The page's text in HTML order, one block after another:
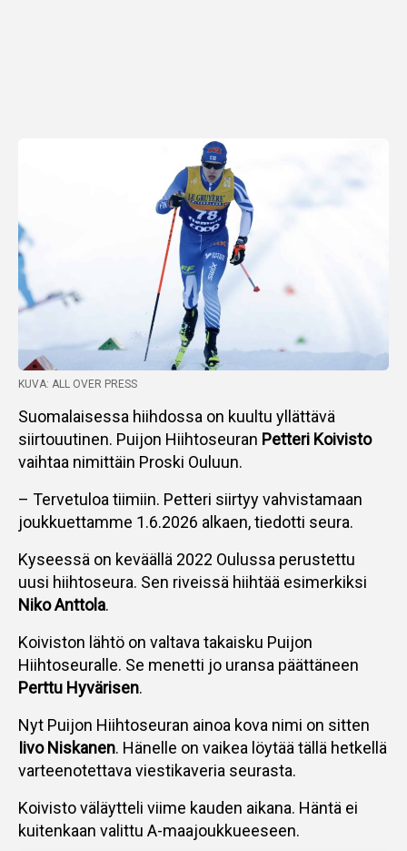
KUVA: ALL OVER PRESS
Suomalaisessa hiihdossa on kuultu yllättävä
siirtouutinen. Puijon Hiihtoseuran Petteri Koivisto
vaihtaa nimittäin Proski Ouluun.
– Tervetuloa tiimiin. Petteri siirtyy vahvistamaan
joukkuettamme 1.6.2026 alkaen, tiedotti seura.
Kyseessä on keväällä 2022 Oulussa perustettu
uusi hiihtoseura. Sen riveissä hiihtää esimerkiksi
Niko Anttola.
Koiviston lähtö on valtava takaisku Puijon
Hiihtoseuralle. Se menetti jo uransa päättäneen
Perttu Hyvärisen.
Nyt Puijon Hiihtoseuran ainoa kova nimi on sitten
Iivo Niskanen. Hänelle on vaikea löytää tällä hetkellä
varteenotettava viestikaveria seurasta.
Koivisto väläytteli viime kauden aikana. Häntä ei
kuitenkaan valittu A-maajoukkueeseen.